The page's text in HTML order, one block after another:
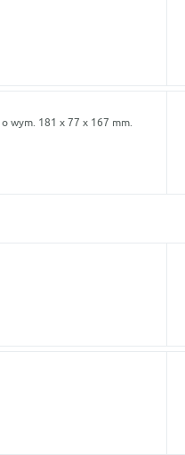
wym. 181 x 77 x 167 mm.